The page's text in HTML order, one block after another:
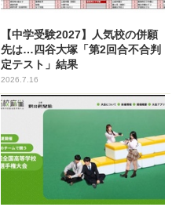
【中学受験2027】人気校の併願
先は…四谷大塚「第2回合不合判
定テスト」結果
2026.7.16